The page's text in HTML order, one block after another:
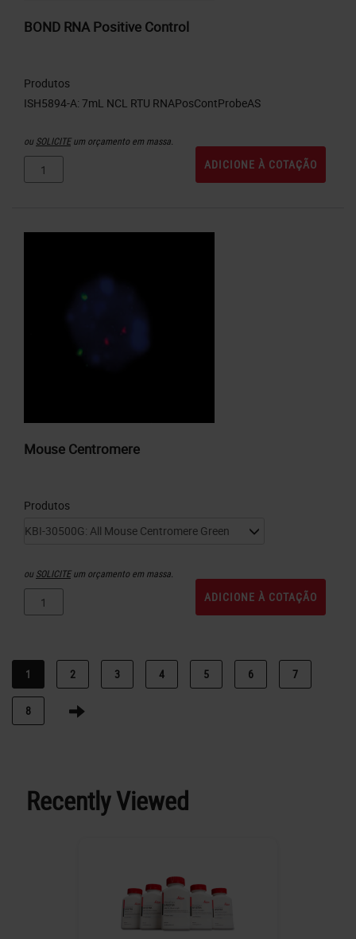
BOND RNA Positive Control
Produtos
ou SOLICITEum orçamento em massa.
ADICIONE À COTAÇÃO
Mouse Centromere
Produtos
ou SOLICITEum orçamento em massa.
ADICIONE À COTAÇÃO
1 2 3 4 5 6 7
8
Recently Viewed